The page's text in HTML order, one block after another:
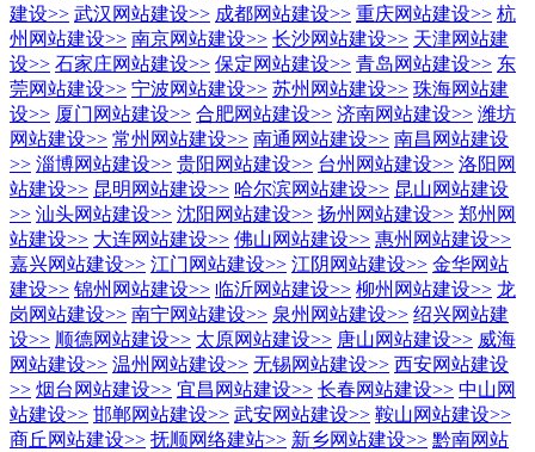
建设>> 武汉网站建设>> 成都网站建设>> 重庆网站建设>> 杭
州网站建设>> 南京网站建设>> 长沙网站建设>> 天津网站建
设>> 石家庄网站建设>> 保定网站建设>> 青岛网站建设>> 东
莞网站建设>> 宁波网站建设>> 苏州网站建设>> 珠海网站建
设>> 厦门网站建设>> 合肥网站建设>> 济南网站建设>> 潍坊
网站建设>> 常州网站建设>> 南通网站建设>> 南昌网站建设
>> 淄博网站建设>> 贵阳网站建设>> 台州网站建设>> 洛阳网
站建设>> 昆明网站建设>> 哈尔滨网站建设>> 昆山网站建设
>> 汕头网站建设>> 沈阳网站建设>> 扬州网站建设>> 郑州网
站建设>> 大连网站建设>> 佛山网站建设>> 惠州网站建设>>
嘉兴网站建设>> 江门网站建设>> 江阴网站建设>> 金华网站
建设>> 锦州网站建设>> 临沂网站建设>> 柳州网站建设>> 龙
岗网站建设>> 南宁网站建设>> 泉州网站建设>> 绍兴网站建
设>> 顺德网站建设>> 太原网站建设>> 唐山网站建设>> 威海
网站建设>> 温州网站建设>> 无锡网站建设>> 西安网站建设
>> 烟台网站建设>> 宜昌网站建设>> 长春网站建设>> 中山网
站建设>> 邯郸网站建设>> 武安网站建设>> 鞍山网站建设>>
商丘网站建设>> 抚顺网络建站>> 新乡网站建设>> 黔南网站